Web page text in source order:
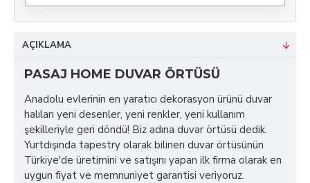
AÇIKLAMA
PASAJ HOME DUVAR ÖRTÜSÜ
Anadolu evlerinin en yaratıcı dekorasyon ürünü duvar
halıları yeni desenler, yeni renkler, yeni kullanım
şekilleriyle geri döndü! Biz adına duvar örtüsü dedik.
Yurtdışında tapestry olarak bilinen duvar örtüsünün
Türkiye'de üretimini ve satışını yapan ilk firma olarak en
uygun fiyat ve memnuniyet garantisi veriyoruz.